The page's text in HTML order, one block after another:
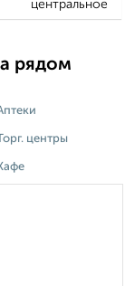
центральное
рядом
Торг. центры